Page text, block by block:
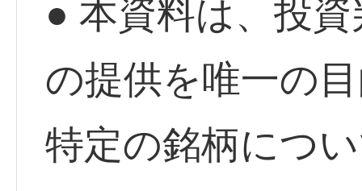
● 本資料は、投
の提供を唯一の
特定の銘柄につ